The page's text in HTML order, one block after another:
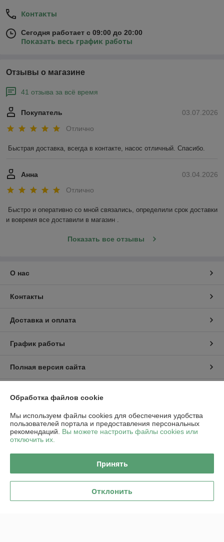
Контакты
Сегодня работает с 09:00 до 20:00
Показать весь график работы
Отзывы о магазине
41 отзыва за всё время
03.07.2026
Покупатель
Отлично
Быстрая доставка, всегда в контакте, насос отличный. Спасибо.
03.04.2026
Анна
Отлично
Быстро и оперативно со мной связались, определили срок доставки
и вовремя все доставили в магазин .
Показать все отзывы
О нас
Контакты
Доставка и оплата
График работы
Полная версия сайта
Сайт создан на платформе Deal.by
ООО "Пампбай"
220018, г. Минск, ул. Максима Горецкого, д. 14, пом. 503, каб. 1-8
УНП: 192849128
Обработка файлов cookie
Мы используем файлы cookies для обеспечения удобства
пользователей портала и предоставления персональных
рекомендаций. Вы можете настроить файлы cookies или
отключить их.
Принять
Отклонить